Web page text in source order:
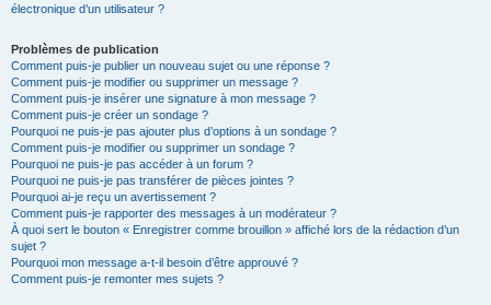
électronique d’un utilisateur ?
Problèmes de publication
Comment puis-je publier un nouveau sujet ou une réponse ?
Comment puis-je modifier ou supprimer un message ?
Comment puis-je insérer une signature à mon message ?
Comment puis-je créer un sondage ?
Pourquoi ne puis-je pas ajouter plus d’options à un sondage ?
Comment puis-je modifier ou supprimer un sondage ?
Pourquoi ne puis-je pas accéder à un forum ?
Pourquoi ne puis-je pas transférer de pièces jointes ?
Pourquoi ai-je reçu un avertissement ?
Comment puis-je rapporter des messages à un modérateur ?
À quoi sert le bouton « Enregistrer comme brouillon » affiché lors de la rédaction d’un
sujet ?
Pourquoi mon message a-t-il besoin d’être approuvé ?
Comment puis-je remonter mes sujets ?